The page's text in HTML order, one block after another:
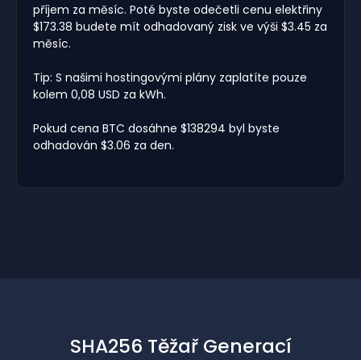
příjem za měsíc. Poté byste odečetli cenu elektřiny
$173.38 budete mít odhadovaný zisk ve výši $3.45 za
měsíc.
Tip: S našimi hostingovými plány zaplatíte pouze
kolem 0,08 USD za kWh.
Pokud cena BTC dosáhne $138294 byl byste
odhadován $3.06 za den.
SHA256 Těžař Generací